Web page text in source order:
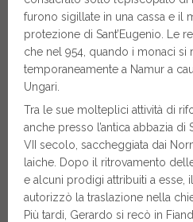
furono sigillate in una cassa e il
protezione di Sant’Eugenio. Le
che nel 954, quando i monaci si
temporaneamente a Namur a
Ungari.
Tra le sue molteplici attività di
anche presso l’antica abbazia di
VII secolo, saccheggiata dai
laiche. Dopo il ritrovamento
e alcuni prodigi attribuiti a esse,
autorizzò la traslazione nella
Più tardi, Gerardo si recò in